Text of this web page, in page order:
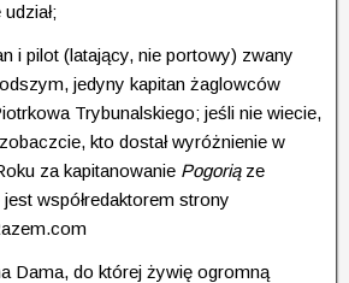
i pilot (latający, nie portowy) zwany
jedyny kapitan żaglowców
Trybunalskiego; jeśli nie wiecie,
kto dostał wyróżnienie w
za kapitanowanie Pogoriąze
współredaktorem strony
Dama, do której żywię ogromną